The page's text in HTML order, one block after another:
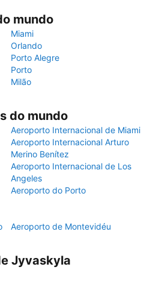
mundo
Miami
Orlando
Porto Alegre
Porto
Milão
do mundo
Aeroporto Internacional de Miami
Aeroporto Internacional Arturo
Merino Benítez
Aeroporto Internacional de Los
Angeles
Aeroporto do Porto
Aeroporto de Montevidéu
Jyvaskyla